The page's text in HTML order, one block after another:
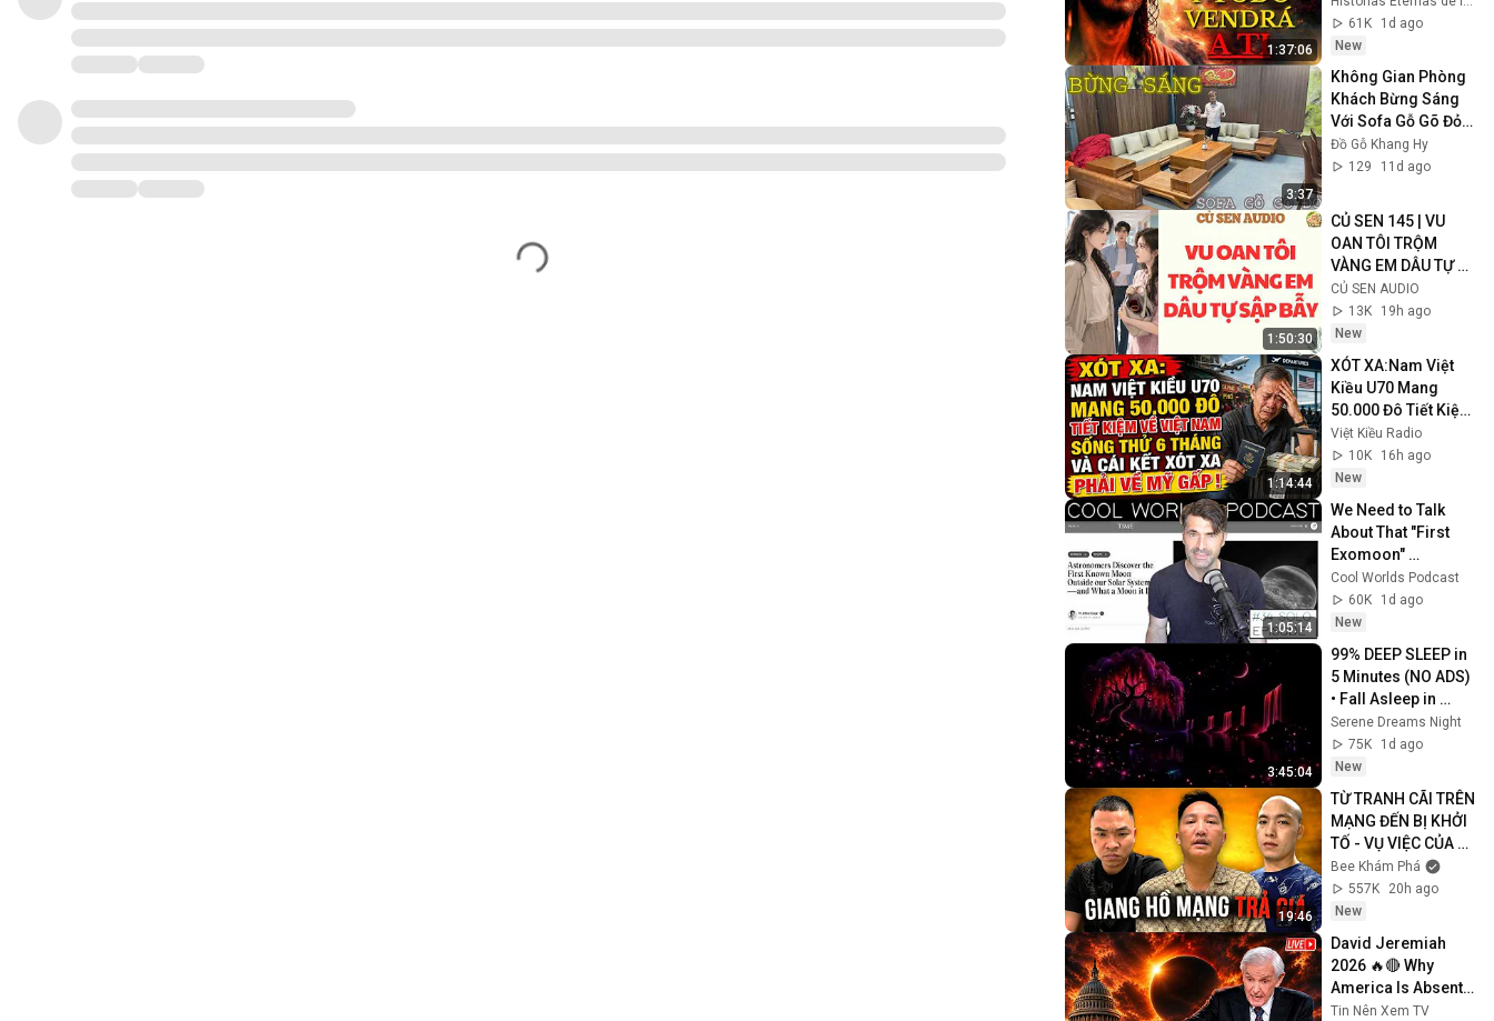
1:37:06
CONTROL, TODO
LLEGARÁ EN SU
MOMENTO
PERFECTO
61K
1d ago
New
3:37
Không Gian Phòng
Khách Bừng Sáng
Với Sofa Gỗ Gõ Đỏ
Và Da Đệm Trắng
Sữa
Đồ Gỗ Khang Hy
129
11d ago
1:50:30
CỦ SEN 145 | VU
OAN TÔI TRỘM
VÀNG EM DÂU TỰ
SẬP BẪY #audio
#truyenaudio
CỦ SEN AUDIO
13K
19h ago
New
1:14:44
XÓT XA:Nam Việt
Kiều U70 Mang
50.000 Đô Tiết Kiệm
Về Việt Nam Sống
Thử Và Cái Kết 6
Tháng Phải Về Mỹ
Việt Kiều Radio
10K
16h ago
New
1:05:14
We Need to Talk
About That "First
Exomoon"
Discovery
Cool Worlds Podcast
60K
1d ago
New
3:45:04
99% DEEP SLEEP in
5 Minutes (NO ADS)
• Fall Asleep in
Under 2 MINUTES •
Remove Insomnia
Serene Dreams Night
75K
1d ago
New
19:46
TỪ TRANH CÃI TRÊN
MẠNG ĐẾN BỊ KHỞI
TỐ - VỤ VIỆC CỦA
VUA QUẠT, HUẤN
HOA HỒNG VÀ
KHÁNH SKY
Bee Khám Phá
557K
20h ago
New
David Jeremiah
2026 🔥🔴 Why
America Is Absent
From End Time
Tin Nên Xem TV